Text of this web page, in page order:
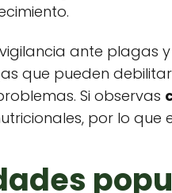
ante plagas
que pueden
Si observas
por lo